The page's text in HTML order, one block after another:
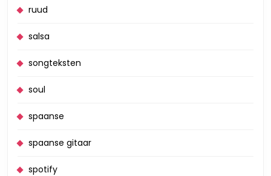
ruud
salsa
songteksten
soul
spaanse
spaanse gitaar
spotify